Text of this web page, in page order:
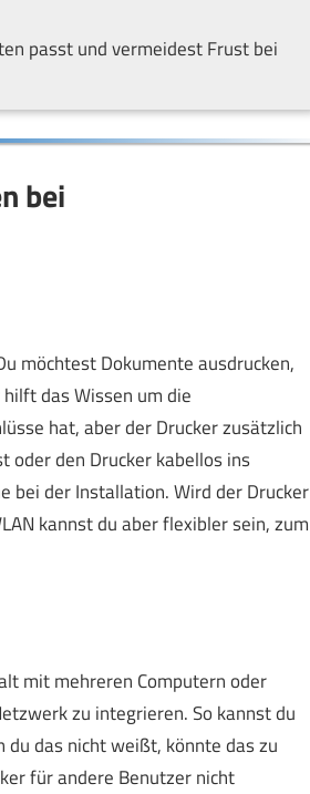
passt und vermeidest Frust bei
bei
möchtest Dokumente ausdrucken,
das Wissen um die
hat, aber der Drucker zusätzlich
oder den Drucker kabellos ins
bei der Installation. Wird der Drucker
kannst du aber flexibler sein, zum
mit mehreren Computern oder
zu integrieren. So kannst du
du das nicht weißt, könnte das zu
für andere Benutzer nicht